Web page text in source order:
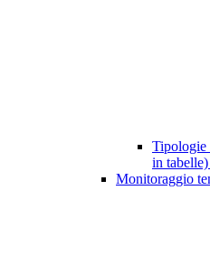
Tipologie
in tabelle)
Monitoraggio